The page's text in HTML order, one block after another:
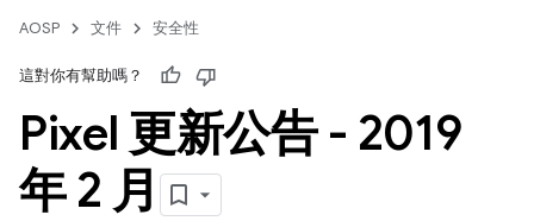
AOSP 文件 安全性
這對你有幫助嗎？
Pixel 更新公告 - 2019
年 2 月